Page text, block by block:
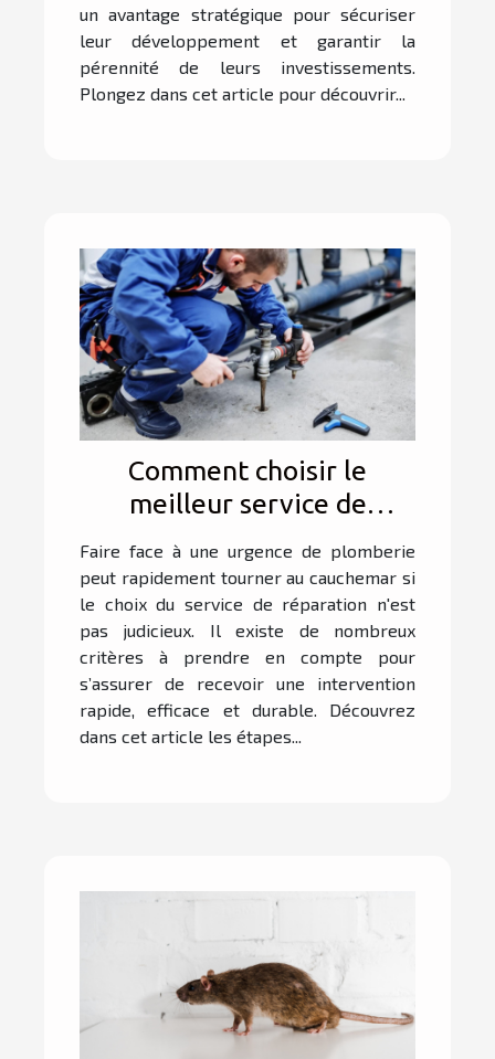
un avantage stratégique pour sécuriser
leur développement et garantir la
pérennité de leurs investissements.
Plongez dans cet article pour découvrir...
Comment choisir le
meilleur service de
réparation d'urgence pour
votre plomberie ?
Faire face à une urgence de plomberie
peut rapidement tourner au cauchemar si
le choix du service de réparation n'est
pas judicieux. Il existe de nombreux
critères à prendre en compte pour
s’assurer de recevoir une intervention
rapide, efficace et durable. Découvrez
dans cet article les étapes...